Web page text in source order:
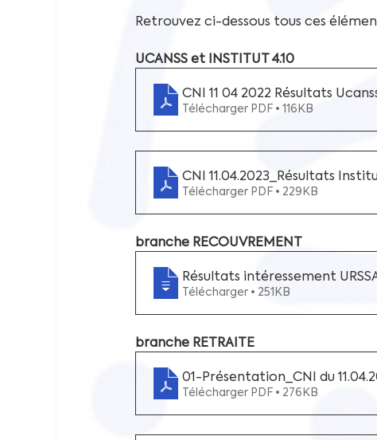
Retrouvez ci-dessous tous ces
UCANSS et INSTITUT 4.10
CNI 11 04 2022 Résultats
Télécharger PDF • 116KB
CNI 11.04.2023_Résultats
Télécharger PDF • 229KB
branche RECOUVREMENT
Résultats intéressement
Télécharger • 251KB
branche RETRAITE
01-Présentation_CNI du
Télécharger PDF • 276KB